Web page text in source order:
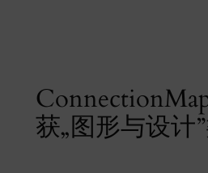
获„图形与设计